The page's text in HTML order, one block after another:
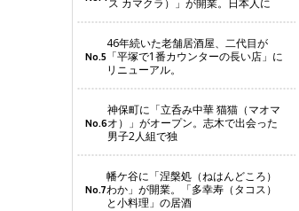
ス カマクラ）」が開業。日本人に
No.5
46年続いた老舗居酒屋、二代目が
「平塚で1番カウンターの長い店」に
リニューアル。
No.6
神保町に「立呑み中華 猫猫（マオマ
オ）」がオープン。志木で出会った
男子2人組で独
No.7
幡ケ谷に「涅槃処（ねはんどころ）
わか」が開業。「多幸寿（タコス）
と小料理」の居酒